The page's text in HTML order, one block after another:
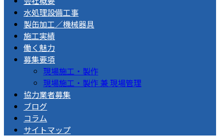
水処理設備工事
製缶加工／機械器具
施工実績
働く魅力
募集要項
現場施工・製作
現場施工・製作 兼 現場管理
協力業者募集
ブログ
コラム
サイトマップ